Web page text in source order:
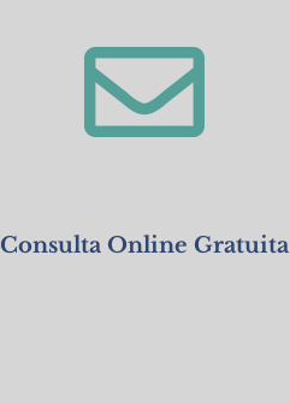
Consulta Online Gratuita